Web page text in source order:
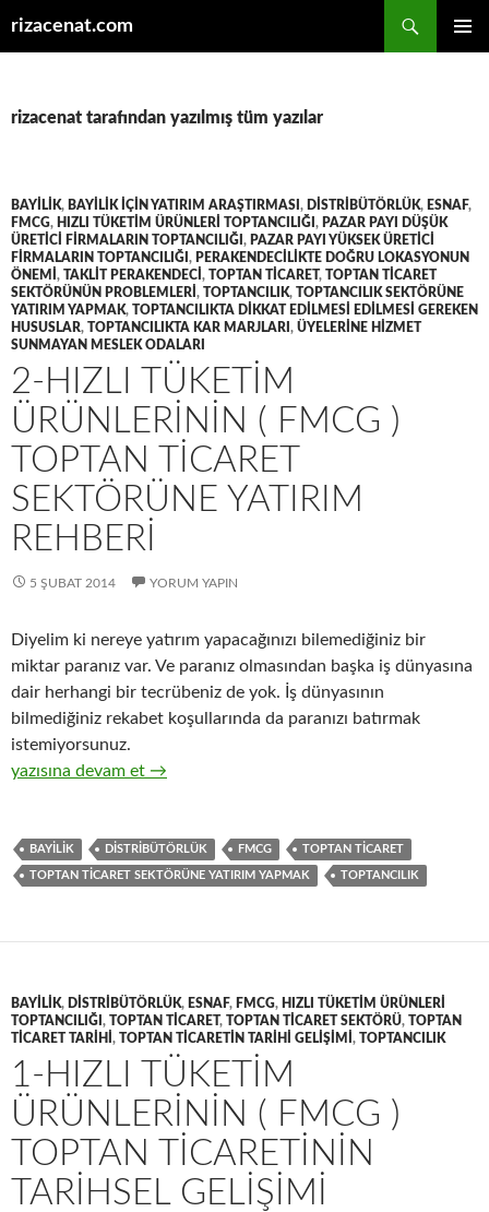
rizacenat.com
rizacenat tarafından yazılmış tüm yazılar
BAYILIK, BAYILIK IÇIN YATIRIM ARAŞTIRMASI , DISTRIBÜTÖRLÜK, ESNAF,
FMCG, HIZLI TÜKETIM ÜRÜNLERI TOPTANCILIĞI , PAZAR PAYI DÜŞÜK
ÜRETICI FIRMALARIN TOPTANCILIĞI , PAZAR PAYI YÜKSEK ÜRETICI
FIRMALARIN TOPTANCILIĞI , PERAKENDECILIKTE DOĞRU LOKASYONUN
ÖNEMI , TAKLIT PERAKENDECI , TOPTAN TICARET, TOPTAN TICARET
SEKTÖRÜNÜN PROBLEMLERI , TOPTANCILIK, TOPTANCILIK SEKTÖRÜNE
YATIRIM YAPMAK, TOPTANCILIKTA DIKKAT EDILMESI EDILMESI GEREKEN
HUSUSLAR, TOPTANCILIKTA KAR MARJLARI , ÜYELERINE HIZMET
SUNMAYAN MESLEK ODALARI
2-HIZLI TÜKETIM
ÜRÜNLERININ ( FMCG )
TOPTAN TICARET
SEKTÖRÜNE YATIRIM
REHBERI
5 ŞUBAT 2014 YORUM YAPIN
Diyelim ki nereye yatırım yapacağınızı bilemediğiniz bir
miktar paranız var. Ve paranız olmasından başka iş dünyasına
dair herhangi bir tecrübeniz de yok. İş dünyasının
bilmediğiniz rekabet koşullarında da paranızı batırmak
istemiyorsunuz.
2-Hızlı tüketim ürünlerinin ( FMCG ) toptan ticaret sektörüne
yazısına devam et →
BAYILIK DISTRIBÜTÖRLÜK FMCG TOPTAN TICARET
TOPTAN TICARET SEKTÖRÜNE YATIRIM YAPMAK TOPTANCILIK
BAYILIK, DISTRIBÜTÖRLÜK, ESNAF, FMCG, HIZLI TÜKETIM ÜRÜNLERI
TOPTANCILIĞI , TOPTAN TICARET, TOPTAN TICARET SEKTÖRÜ, TOPTAN
TICARET TARIHI , TOPTAN TICARETIN TARIHI GELIŞIMI , TOPTANCILIK
1-HIZLI TÜKETIM
ÜRÜNLERININ ( FMCG )
TOPTAN TICARETININ
TARIHSEL GELIŞIMI